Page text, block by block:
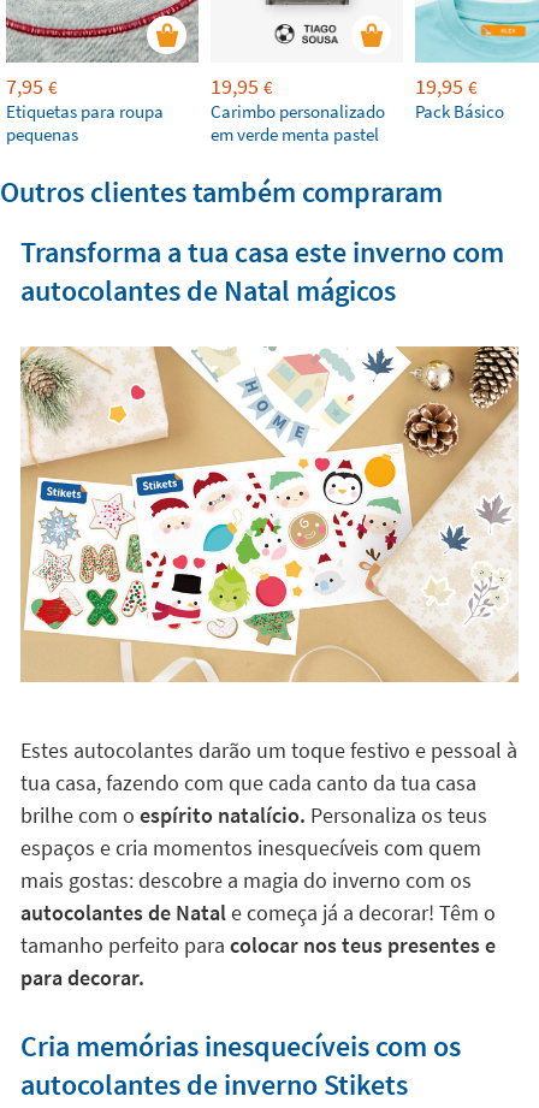
7,95 €
Etiquetas para roupa
pequenas
19,95 €
Carimbo personalizado
em verde menta pastel
19,95 €
Pack Básico
Outros clientes também compraram
Transforma a tua casa este inverno com
autocolantes de Natal mágicos
Estes autocolantes darão um toque festivo e pessoal à
tua casa, fazendo com que cada canto da tua casa
brilhe com o espírito natalício. Personaliza os teus
espaços e cria momentos inesquecíveis com quem
mais gostas: descobre a magia do inverno com os
autocolantes de Natale começa já a decorar! Têm o
tamanho perfeito para colocar nos teus presentes e
para decorar.
Cria memórias inesquecíveis com os
autocolantes de inverno Stikets